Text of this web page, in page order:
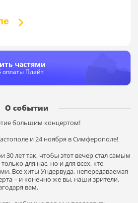
частями
оплаты Плайт
О событии
большим концертом!
и 24 ноября в Симферополе!
30 лет так, чтобы этот вечер стал самым
для нас, но и для всех, кто
Все хиты Ундервуда, непередаваемая
– и конечно же вы, наши зрители.
вам.